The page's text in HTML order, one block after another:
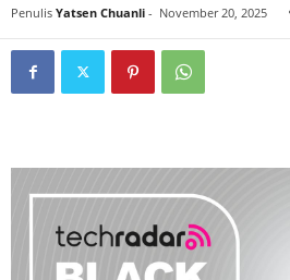
Penulis Yatsen Chuanli - November 20, 2025